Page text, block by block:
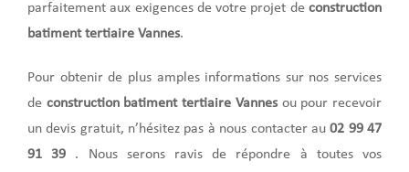
parfaitement aux exigences de votre projet de construction
batiment tertiaire Vannes.
Pour obtenir de plus amples informations sur nos services
de construction batiment tertiaire Vannesou pour recevoir
un devis gratuit, n’hésitez pas à nous contacter au02 99 47
91 39 . Nous serons ravis de répondre à toutes vos